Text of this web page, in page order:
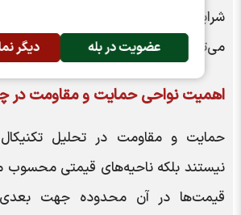
عضویت در بله دیگر
شرایط نوسانی بازار، رعایت حد ضرر
می‌تواند از زیان شدید سرمایه‌گذار
اهمیت نواحی حمایت و مقاومت در
حمایت و مقاومت در تحلیل
نیستند بلکه ناحیه‌های قیمتی
قیمت‌ها در آن محدوده جهت